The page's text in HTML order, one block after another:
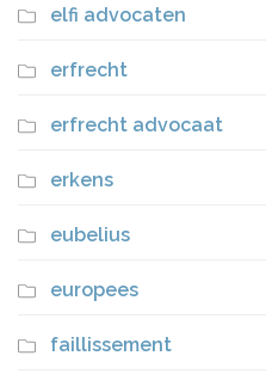
elfi advocaten
erfrecht
erfrecht advocaat
erkens
eubelius
europees
faillissement